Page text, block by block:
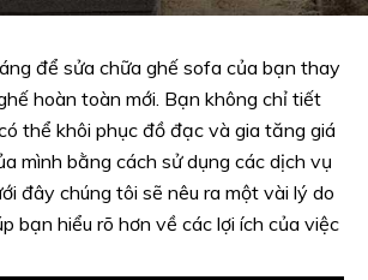
để sửa chữa ghế sofa của bạn thay
hoàn toàn mới. Bạn không chỉ tiết
thể khôi phục đồ đạc và gia tăng giá
mình bằng cách sử dụng các dịch vụ
đây chúng tôi sẽ nêu ra một vài lý do
bạn hiểu rõ hơn về các lợi ích của việc